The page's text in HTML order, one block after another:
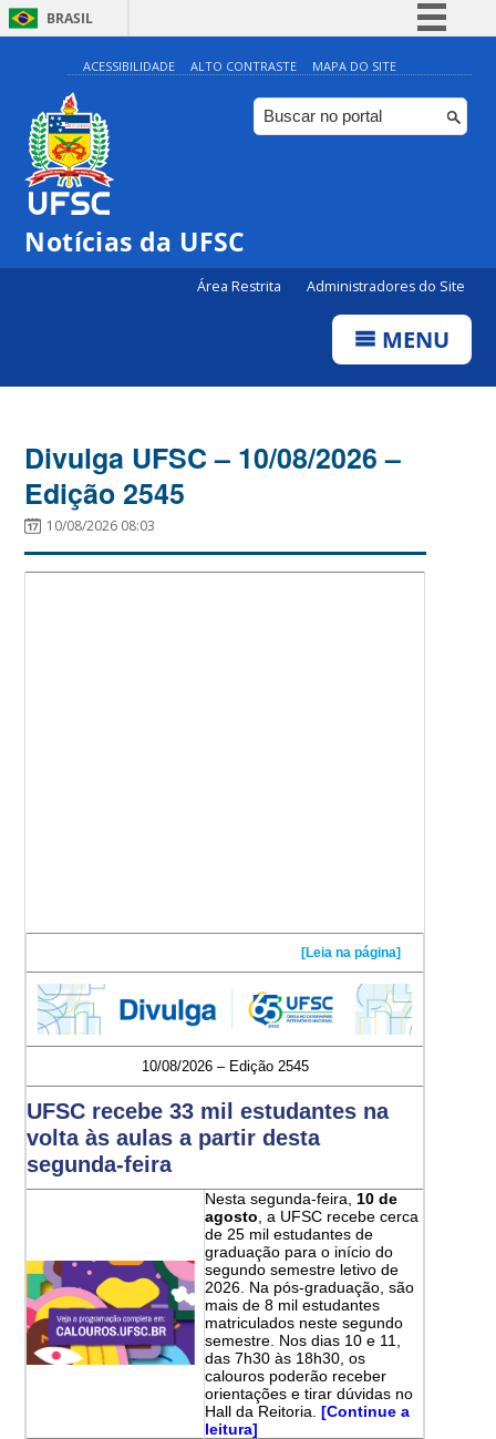
BRASIL
Simplifique!
Comunica BR
Participe
ACESSIBILIDADE ALTO CONTRASTE MAPA DO SITE
Notícias da UFSC
Área Restrita Administradores do Site
MENU
Divulga UFSC – 10/08/2026 –
Edição 2545
10/08/2026 08:03
[Leia na página]
10/08/2026 – Edição 2545
UFSC recebe 33 mil estudantes na
volta às aulas a partir desta
segunda-feira
Nesta segunda-feira, 10 de
agosto , a UFSC recebe cerca
de 25 mil estudantes de
graduação para o início do
segundo semestre letivo de
2026. Na pós-graduação, são
mais de 8 mil estudantes
matriculados neste segundo
semestre. Nos dias 10 e 11,
das 7h30 às 18h30, os
calouros poderão receber
orientações e tirar dúvidas no
Hall da Reitoria.[Continue a
leitura]